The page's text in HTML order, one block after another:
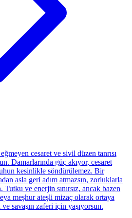
cesaret ve sivil düzen tanrısı
Damarlarında güç akıyor, cesaret
kesinlikle söndürülemez. Bir
asla geri adım atmazsın, zorluklarla
ve enerjin sınırsız, ancak bazen
meşhur ateşli mizaç olarak ortaya
savaşın zaferi için yaşıyorsun.